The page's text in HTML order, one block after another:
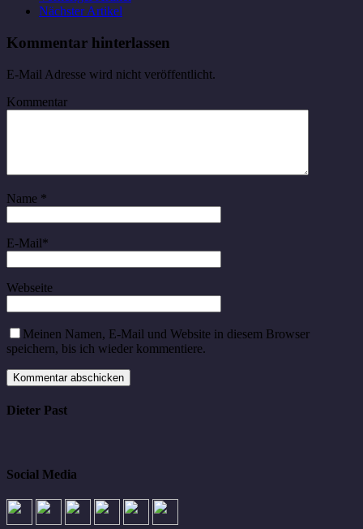
Nächster Artikel
Kommentar hinterlassen
E-Mail Adresse wird nicht veröffentlicht.
Kommentar
Name *
E-Mail*
Webseite
Meinen Namen, E-Mail und Website in diesem Browser
speichern, bis ich wieder kommentiere.
Dieter Past
Social Media